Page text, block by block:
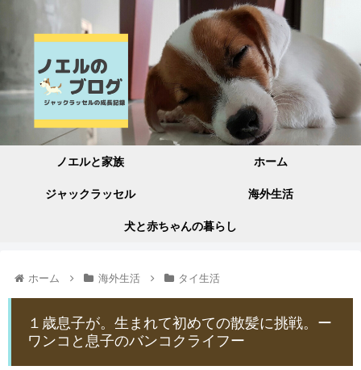
ノエルと家族 ホーム
ジャックラッセル 海外生活
犬と赤ちゃんの暮らし
ホーム 海外生活 タイ生活
１歳息子が。生まれて初めての散髪に挑戦。ー
ワンコと息子のバンコクライフー